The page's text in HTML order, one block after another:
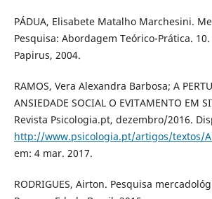
PÁDUA, Elisabete Matalho Marchesini.
Pesquisa: Abordagem Teórico-Prática. 10.
Papirus, 2004.
RAMOS, Vera Alexandra Barbosa; A
ANSIEDADE SOCIAL O EVITAMENTO EM
Revista Psicologia.pt, dezembro/2016.
http://www.psicologia.pt/artigos/textos/
em: 4 mar. 2017.
RODRIGUES, Airton. Pesquisa